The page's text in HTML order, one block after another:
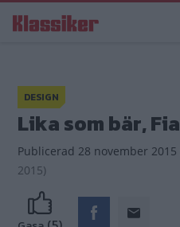
till
DESIGN
Lika som bär,
Publicerad 28 november 2015
2015)